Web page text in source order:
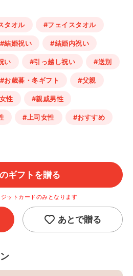
タオル #フェイスタオル
#結婚祝い #結婚内祝い
い #引っ越し祝い #送別
#お歳暮・冬ギフト #父親
性 #親戚男性
#上司女性 #おすすめ
ギフトを贈る
ットカードのみとなります
あとで贈る